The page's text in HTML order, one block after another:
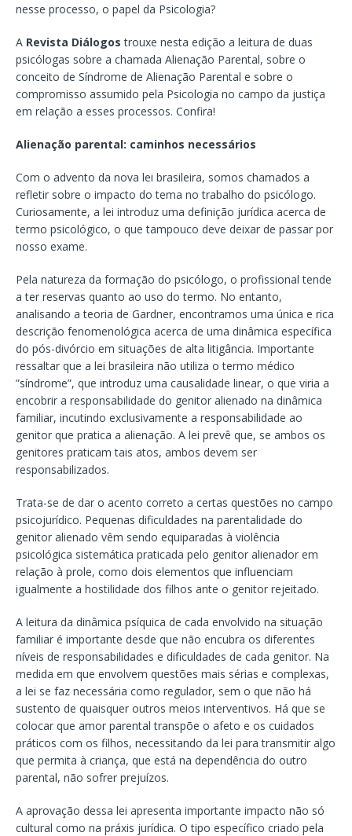
nesse processo, o papel da Psicologia?
A Revista Diálogos trouxe nesta edição a leitura de duas
psicólogas sobre a chamada Alienação Parental, sobre o
conceito de Síndrome de Alienação Parental e sobre o
compromisso assumido pela Psicologia no campo da justiça
em relação a esses processos. Confira!
Alienação parental: caminhos necessários
Com o advento da nova lei brasileira, somos chamados a
refletir sobre o impacto do tema no trabalho do psicólogo.
Curiosamente, a lei introduz uma definição jurídica acerca de
termo psicológico, o que tampouco deve deixar de passar por
nosso exame.
Pela natureza da formação do psicólogo, o profissional tende
a ter reservas quanto ao uso do termo. No entanto,
analisando a teoria de Gardner, encontramos uma única e rica
descrição fenomenológica acerca de uma dinâmica específica
do pós-divórcio em situações de alta litigância. Importante
ressaltar que a lei brasileira não utiliza o termo médico
”síndrome”, que introduz uma causalidade linear, o que viria a
encobrir a responsabilidade do genitor alienado na dinâmica
familiar, incutindo exclusivamente a responsabilidade ao
genitor que pratica a alienação. A lei prevê que, se ambos os
genitores praticam tais atos, ambos devem ser
responsabilizados.
Trata-se de dar o acento correto a certas questões no campo
psicojurídico. Pequenas dificuldades na parentalidade do
genitor alienado vêm sendo equiparadas à violência
psicológica sistemática praticada pelo genitor alienador em
relação à prole, como dois elementos que influenciam
igualmente a hostilidade dos filhos ante o genitor rejeitado.
A leitura da dinâmica psíquica de cada envolvido na situação
familiar é importante desde que não encubra os diferentes
níveis de responsabilidades e dificuldades de cada genitor. Na
medida em que envolvem questões mais sérias e complexas,
a lei se faz necessária como regulador, sem o que não há
sustento de quaisquer outros meios interventivos. Há que se
colocar que amor parental transpõe o afeto e os cuidados
práticos com os filhos, necessitando da lei para transmitir algo
que permita à criança, que está na dependência do outro
parental, não sofrer prejuízos.
A aprovação dessa lei apresenta importante impacto não só
cultural como na práxis jurídica. O tipo específico criado pela